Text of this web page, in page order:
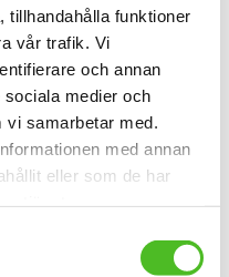
tillhandahålla funktioner
vår trafik. Vi
och annan
medier och
samarbetar med.
med annan
eller som de har